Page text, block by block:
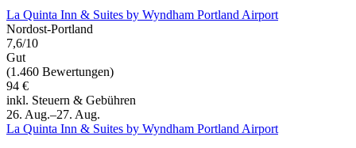
La Quinta Inn & Suites by Wyndham Portland Airport
Nordost-Portland
7,6/10
Gut
(1.460 Bewertungen)
94 €
inkl. Steuern & Gebühren
26. Aug.–27. Aug.
La Quinta Inn & Suites by Wyndham Portland Airport